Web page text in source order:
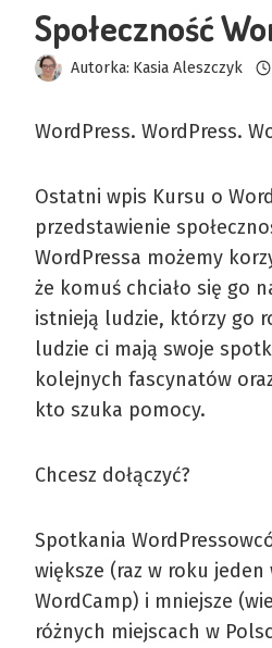
Społeczność
Autorka: Kasia Aleszczyk
WordPress. WordPress.
Ostatni wpis Kursu o
przedstawienie
WordPressa możemy
że komuś chciało się go
istnieją ludzie, którzy go
ludzie ci mają swoje
kolejnych fascynatów
kto szuka pomocy.
Chcesz dołączyć?
Spotkania
większe (raz w roku
WordCamp) i mniejsze
różnych miejscach w